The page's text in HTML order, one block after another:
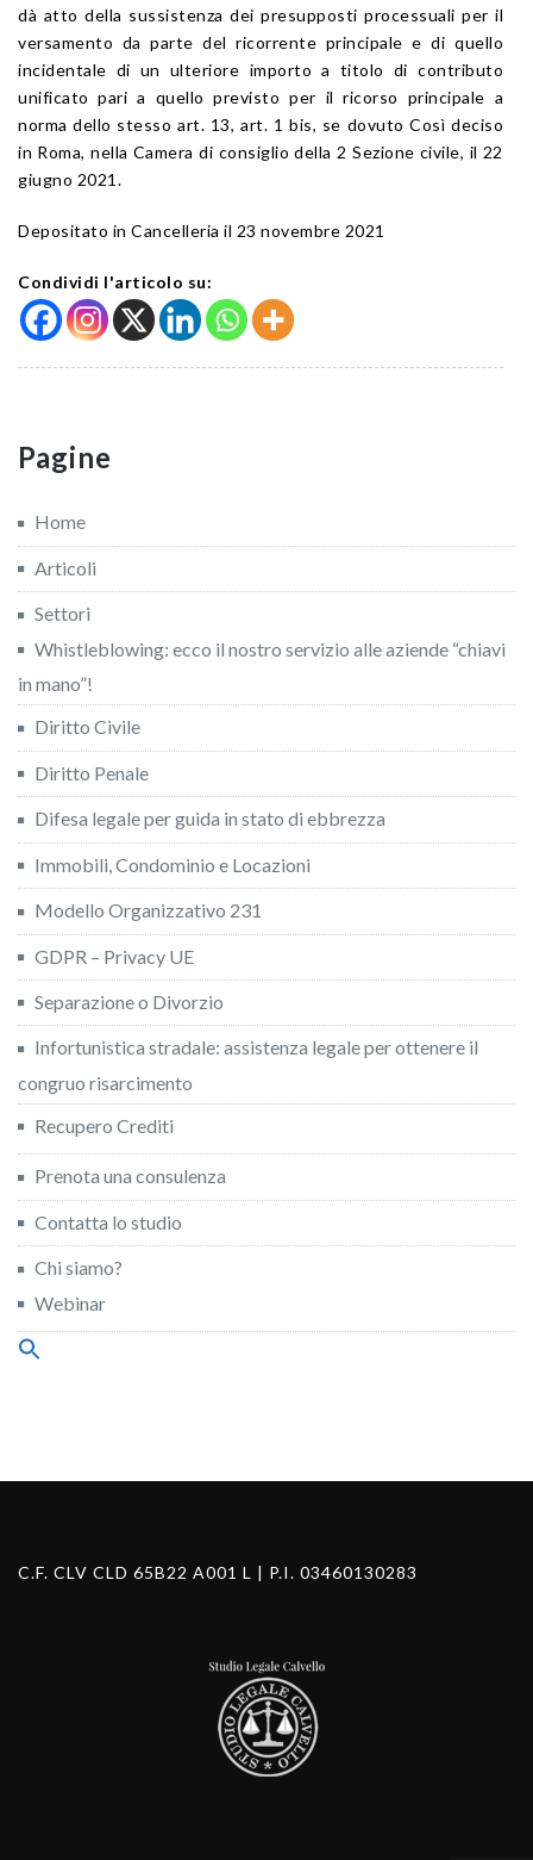
dà atto della sussistenza dei presupposti processuali per il
versamento da parte del ricorrente principale e di quello
incidentale di un ulteriore importo a titolo di contributo
unificato pari a quello previsto per il ricorso principale a
norma dello stesso art. 13, art. 1 bis, se dovuto Così deciso
in Roma, nella Camera di consiglio della 2 Sezione civile, il 22
giugno 2021.
Depositato in Cancelleria il 23 novembre 2021
Condividi l'articolo su:
Pagine
Home
Articoli
Settori
Whistleblowing: ecco il nostro servizio alle aziende “chiavi
in mano”!
Diritto Civile
Diritto Penale
Difesa legale per guida in stato di ebbrezza
Immobili, Condominio e Locazioni
Modello Organizzativo 231
GDPR – Privacy UE
Separazione o Divorzio
Infortunistica stradale: assistenza legale per ottenere il
congruo risarcimento
Recupero Crediti
Prenota una consulenza
Contatta lo studio
Chi siamo?
Webinar
Search
C.F. CLV CLD 65B22 A001 L | P.I. 03460130283